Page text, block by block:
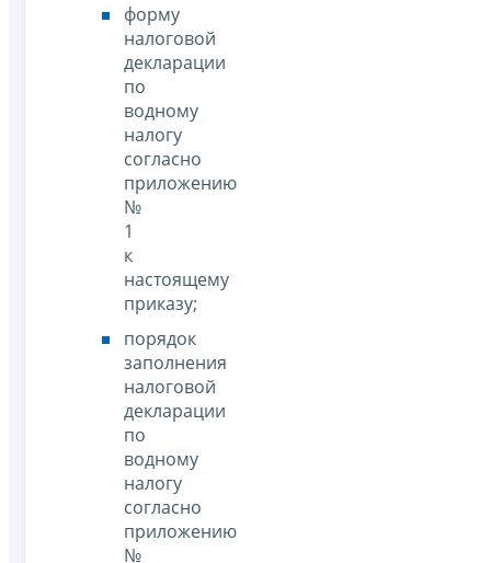
форму
налоговой
декларации
по
водному
налогу
согласно
приложению
№
1
к
настоящему
приказу;
порядок
заполнения
налоговой
декларации
по
водному
налогу
согласно
приложению
№